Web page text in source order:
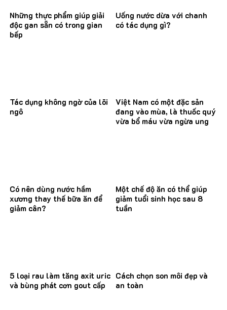
Những thực phẩm giúp giải
độc gan sẵn có trong gian
bếp
Uống nước dừa với chanh
có tác dụng gì?
Tác dụng không ngờ của lõi
ngô
Việt Nam có một đặc sản
đang vào mùa, là thuốc quý
vừa bổ máu vừa ngừa ung
Có nên dùng nước hầm
xương thay thế bữa ăn để
giảm cân?
Một chế độ ăn có thể giúp
giảm tuổi sinh học sau 8
tuần
5 loại rau làm tăng axit uric
và bùng phát cơn gout cấp
Cách chọn son môi đẹp và
an toàn